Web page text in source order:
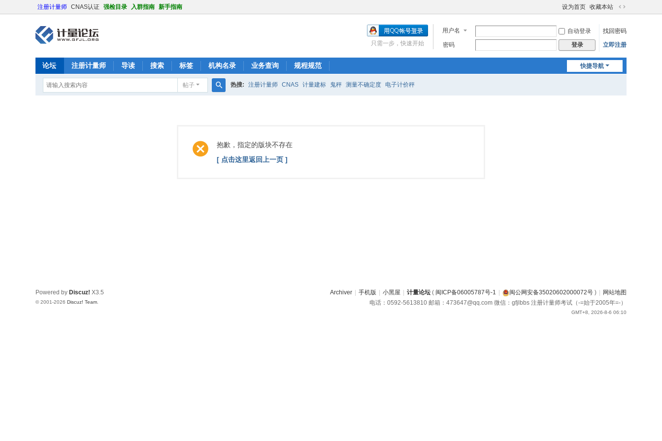
注册计量师 CNAS认证 强检目录 入群指南 新手指南 设为首页 收藏本站
切
到
宽
用户名 自动登录
找回密码
密码
登录 立即注册
只需一步，快速开始
快捷导航
论坛 注册计量师 导读 搜索 标签 机构名录 业务查询 规程规范
帖子 热搜: 注册计量师 CNAS 计量建标 鬼秤 测量不确定度 电子计价秤
抱歉，指定的版块不存在
[ 点击这里返回上一页 ]
Archiver 手机版 小黑屋 计量论坛 ( 闽ICP备06005787号-1 闽公网安备35020602000072号 )
网站地图
电话：0592-5613810 邮箱：473647@qq.com 微信：gfjlbbs 注册计量师考试（-=始于2005年=-）
GMT+8, 2026-8-6 06:10
Powered by Discuz! X3.5
© 2001-2026 Discuz! Team